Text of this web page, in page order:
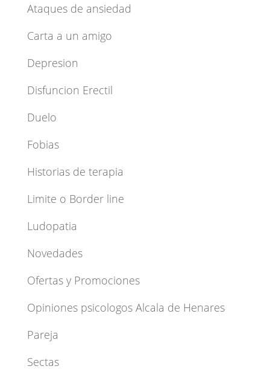
Ataques de ansiedad
Carta a un amigo
Depresion
Disfuncion Erectil
Duelo
Fobias
Historias de terapia
Limite o Border line
Ludopatia
Novedades
Ofertas y Promociones
Opiniones psicologos Alcala de Henares
Pareja
Sectas